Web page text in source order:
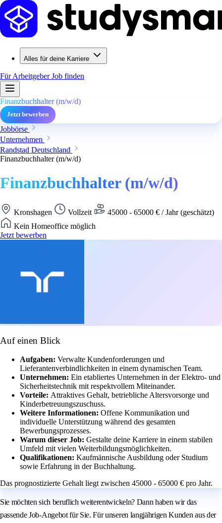
Alles für deine Karriere
Für ArbeitgeberJob finden
Finanzbuchhalter (m/w/d)
Jetzt bewerben
Jobbörse
Unternehmen
Randstad Deutschland
Finanzbuchhalter (m/w/d)
Finanzbuchhalter (m/w/d)
Kronshagen Vollzeit
45000 - 65000 € / Jahr (geschätzt)
Kein Homeoffice möglich
Jetzt bewerben
Auf einen Blick
Aufgaben: Verwalte Kundenforderungen und
Lieferantenverbindlichkeiten in einem dynamischen Team.
Unternehmen: Ein etabliertes Unternehmen in der Elektro- und
Sicherheitstechnik mit respektvollem Miteinander.
Vorteile: Attraktives Gehalt, betriebliche Altersvorsorge und
Kinderbetreuungszuschuss.
Weitere Informationen: Offene Kommunikation und
individuelle Unterstützung während des gesamten
Bewerbungsprozesses.
Warum dieser Job: Gestalte deine Karriere in einem stabilen
Umfeld mit vielen Weiterbildungsmöglichkeiten.
Qualifikationen: Kaufmännische Ausbildung oder Studium
sowie Erfahrung in der Buchhaltung.
Das prognostizierte Gehalt liegt zwischen 45000 - 65000 € pro Jahr.
Sie möchten sich beruflich weiterentwickeln? Dann haben wir das
passende Job-Angebot für Sie. Für unseren langjährigen Kunden aus der